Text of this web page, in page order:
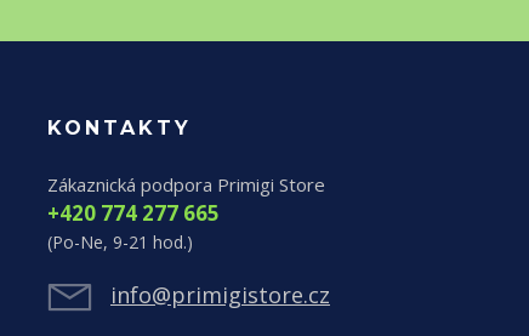
KONTAKTY
Zákaznická podpora Primigi Store
+420 774 277 665
(Po-Ne, 9-21 hod.)
info@primigistore.cz